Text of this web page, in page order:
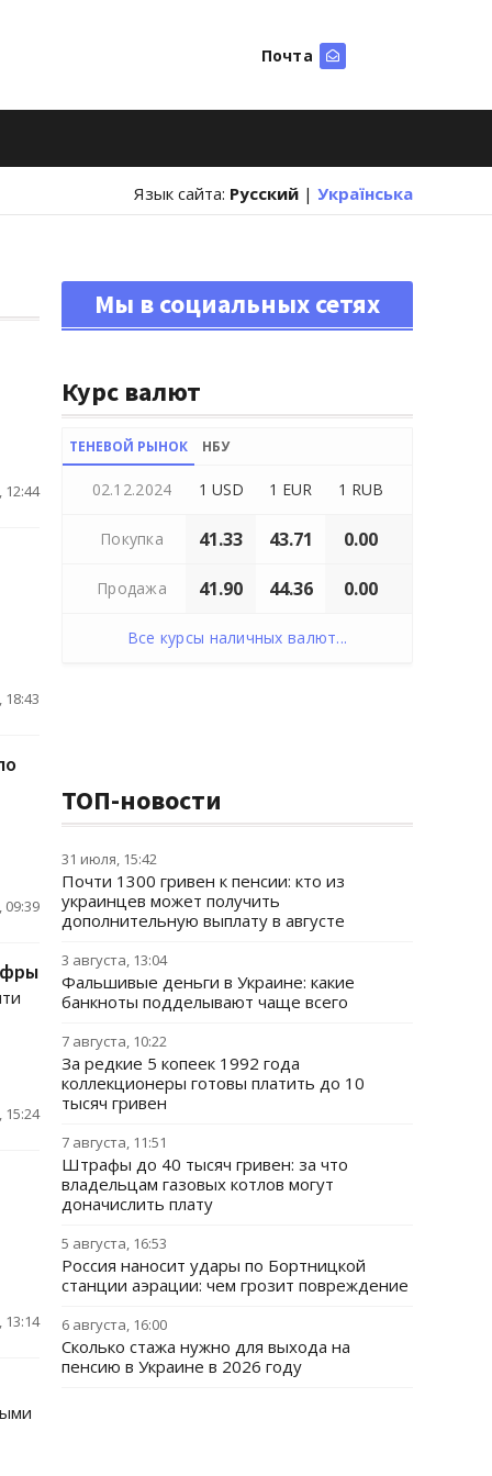
Почта
Язык сайта: Русский | Українська
09:39
15:24
13:14
Мы в социальных сетях
Курс валют
ТЕНЕВОЙ РЫНОК НБУ
02.12.2024 1 USD 1 EUR 1 RUB
Покупка 41.33 43.71 0.00
Продажа 41.90 44.36 0.00
Все курсы наличных валют...
ТОП-новости
31 июля, 15:42
Почти 1300 гривен к пенсии: кто из
украинцев может получить
дополнительную выплату в августе
3 августа, 13:04
Фальшивые деньги в Украине: какие
банкноты подделывают чаще всего
7 августа, 10:22
За редкие 5 копеек 1992 года
коллекционеры готовы платить до 10
тысяч гривен
7 августа, 11:51
Штрафы до 40 тысяч гривен: за что
владельцам газовых котлов могут
доначислить плату
5 августа, 16:53
Россия наносит удары по Бортницкой
станции аэрации: чем грозит повреждение
6 августа, 16:00
Сколько стажа нужно для выхода на
пенсию в Украине в 2026 году